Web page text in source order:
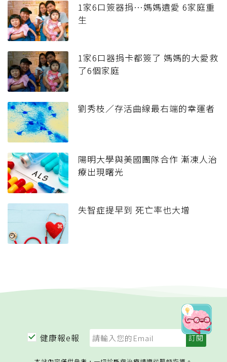
1家6口簽器捐…媽媽遺愛 6家庭重
生
1家6口器捐卡都簽了 媽媽的大愛救
了6個家庭
劉秀枝／存活曲線最右端的幸運者
陽明大學與美國團隊合作 漸凍人治
療出現曙光
失智症提早到 死亡率也大增
健康報e報